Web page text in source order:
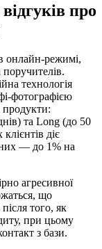
про
режимі,
технологія
фотографією
продукти:
та Long (до 50
діє
— до 1% на
агресивної
що
того, як
при цьому
з бази.